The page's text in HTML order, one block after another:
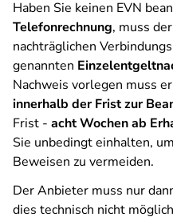
Haben Sie keinen EVN
Telefonrechnung, muss
nachträglichen
genannten
Nachweis vorlegen muss
innerhalb der Frist zur
Frist - acht Wochen ab
Sie unbedingt einhalten,
Beweisen zu vermeiden.
Der Anbieter muss nur
dies technisch nicht